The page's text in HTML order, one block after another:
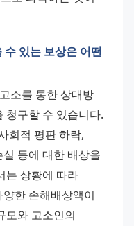
있는 보상은 어떤
소를 통한 상대방
청구할 수 있습니다.
회적 평판 하락,
등에 대한 배상을
는 상황에 따라
한 손해배상액이
모와 고소인의